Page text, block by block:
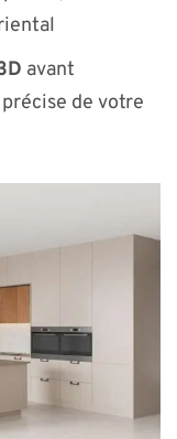
avant
de votre